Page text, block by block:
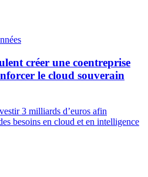
créer une coentreprise
le cloud souverain
3 milliards d’euros afin
besoins en cloud et en intelligence